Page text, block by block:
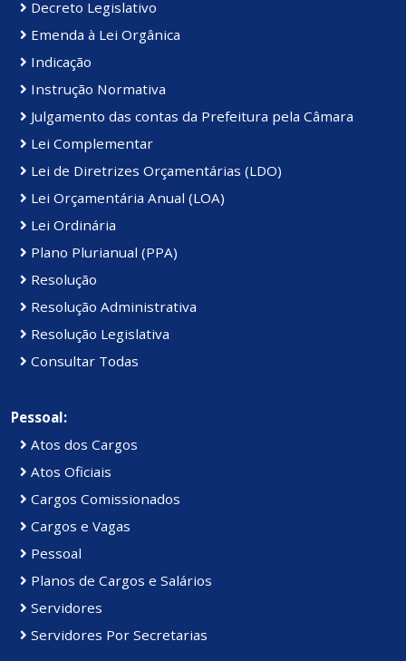
Decreto Legislativo
Emenda à Lei Orgânica
Indicação
Instrução Normativa
Julgamento das contas da Prefeitura pela Câmara
Lei Complementar
Lei de Diretrizes Orçamentárias (LDO)
Lei Orçamentária Anual (LOA)
Lei Ordinária
Plano Plurianual (PPA)
Resolução
Resolução Administrativa
Resolução Legislativa
Consultar Todas
Pessoal:
Atos dos Cargos
Atos Oficiais
Cargos Comissionados
Cargos e Vagas
Pessoal
Planos de Cargos e Salários
Servidores
Servidores Por Secretarias